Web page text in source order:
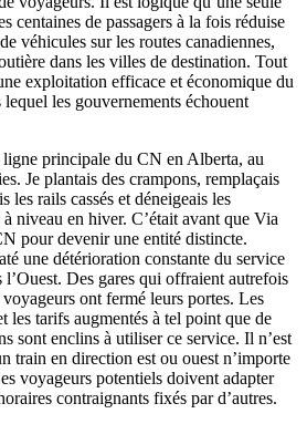
centaines de passagers à la fois réduise
véhicules sur les routes canadiennes,
dans les villes de destination. Tout
exploitation efficace et économique du
les gouvernements échouent
ligne principale du CN en Alberta, au
Je plantais des crampons, remplaçais
les rails cassés et déneigeais les
niveau en hiver. C’était avant que Via
pour devenir une entité distincte.
une détérioration constante du service
Des gares qui offraient autrefois
ont fermé leurs portes. Les
les tarifs augmentés à tel point que de
sont enclins à utiliser ce service. Il n’est
train en direction est ou ouest n’importe
voyageurs potentiels doivent adapter
contraignants fixés par d’autres.